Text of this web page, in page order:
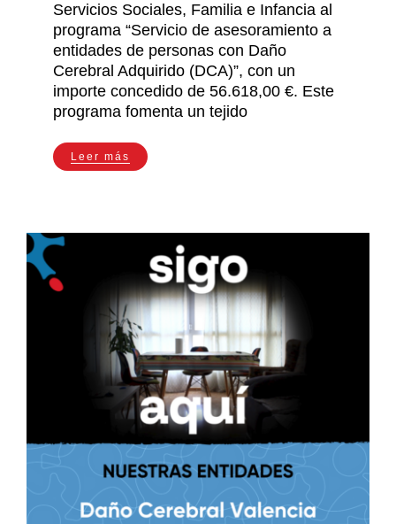
Servicios Sociales, Familia e Infancia al
programa “Servicio de asesoramiento a
entidades de personas con Daño
Cerebral Adquirido (DCA)”, con un
importe concedido de 56.618,00 €. Este
programa fomenta un tejido
Leer más